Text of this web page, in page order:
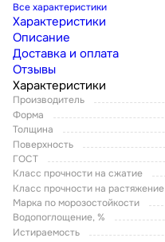
Все характеристики
Характеристики
Описание
Доставка и оплата
Отзывы
Характеристики
Производитель
Форма
Толщина
Поверхность
ГОСТ
Класс прочности на сжатие
Класс прочности на растяжение
Марка по морозостойкости
Водопоглощение, %
Истираемость